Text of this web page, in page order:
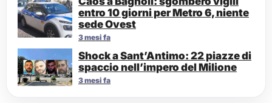
entro 10 giorni per Metro 6, niente
sede Ovest
3 mesi fa
Shock a Sant’Antimo: 22 piazze di
spaccio nell’impero del Milione
3 mesi fa